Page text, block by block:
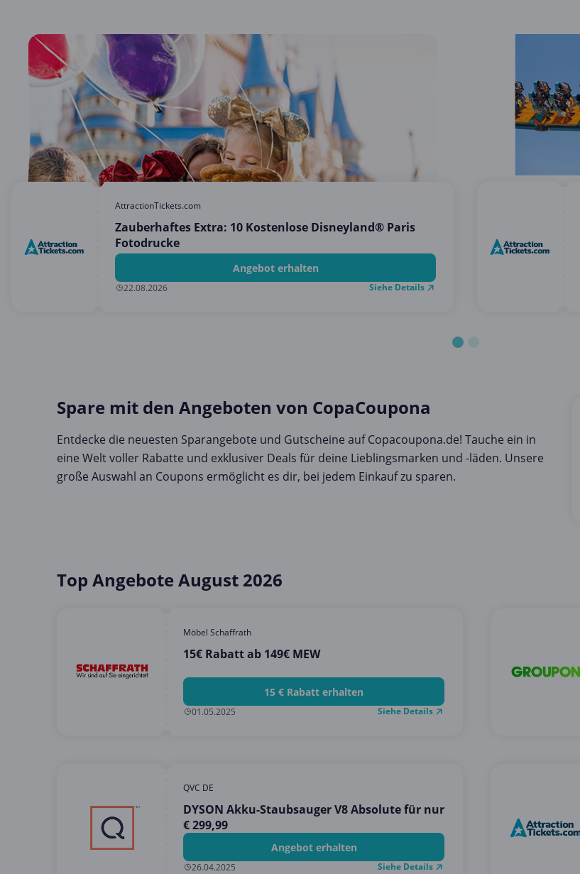
AttractionTickets.com
Zauberhaftes Extra: 10 Kostenlose Disneyland® Paris
Fotodrucke
Angebot erhalten
22.08.2026 Siehe Details
Spare mit den Angeboten von CopaCoupona
Entdecke die neuesten Sparangebote und Gutscheine auf Copacoupona.de! Tauche ein in
eine Welt voller Rabatte und exklusiver Deals für deine Lieblingsmarken und -läden. Unsere
große Auswahl an Coupons ermöglicht es dir, bei jedem Einkauf zu sparen.
Top Angebote August 2026
Möbel Schaffrath
15€ Rabatt ab 149€ MEW
15 € Rabatt erhalten
01.05.2025 Siehe Details
QVC DE
DYSON Akku-Staubsauger V8 Absolute für nur
€ 299,99
Angebot erhalten
26.04.2025 Siehe Details